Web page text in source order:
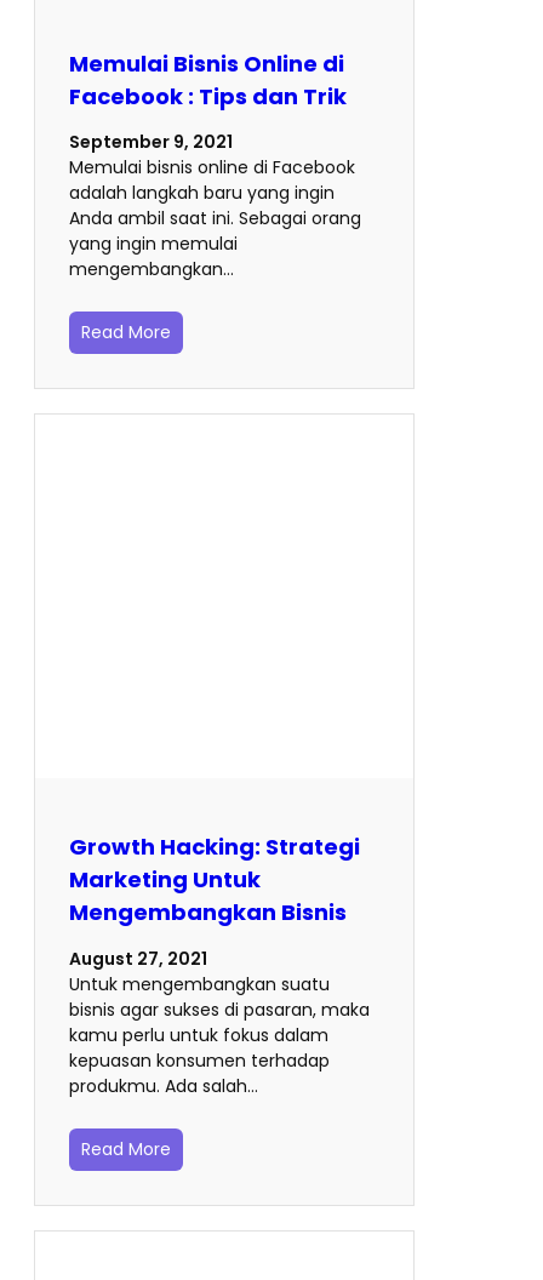
Memulai Bisnis Online di
Facebook : Tips dan Trik
September 9, 2021
Memulai bisnis online di Facebook
adalah langkah baru yang ingin
Anda ambil saat ini. Sebagai orang
yang ingin memulai
mengembangkan…
Read More
Growth Hacking: Strategi
Marketing Untuk
Mengembangkan Bisnis
August 27, 2021
Untuk mengembangkan suatu
bisnis agar sukses di pasaran, maka
kamu perlu untuk fokus dalam
kepuasan konsumen terhadap
produkmu. Ada salah…
Read More